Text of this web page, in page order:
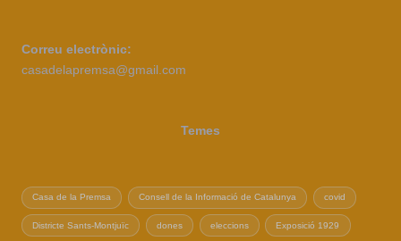
Correu electrònic:
casadelapremsa@gmail.com
Temes
Casa de la Premsa Consell de la Informació de Catalunya covid
Districte Sants-Montjuïc dones eleccions Exposició 1929